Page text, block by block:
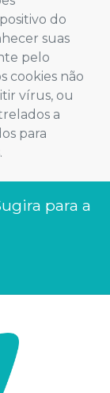
do
suas
pelo
cookies não
vírus, ou
a
para
para a